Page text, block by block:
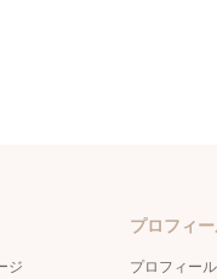
ジ
プロフィ
プロフィール